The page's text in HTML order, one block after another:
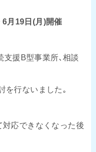
6月19日(月)開催
支援B型事業所､相談
を行ないました｡
対応できなくなった後